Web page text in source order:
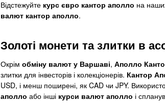
Відстежуйте курс євро кантор аполло на
валют кантор аполло.
Золоті монети та злитки в
Окрім обміну валют у Варшаві, Аполло
злитки для інвесторів і колекціонерів. Кантор
USD, і менш поширені, як CAD чи JPY.
аполло або інші курси валют аполло і